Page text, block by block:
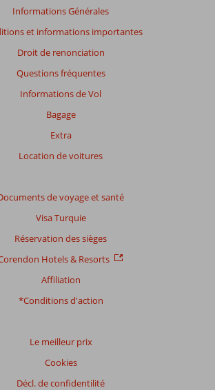
Informations Générales
et informations importantes
Droit de renonciation
Questions fréquentes
Informations de Vol
Bagage
Extra
Location de voitures
de voyage et santé
Visa Turquie
Réservation des sièges
Hotels & Resorts
Affiliation
*Conditions d'action
Le meilleur prix
Cookies
Décl. de confidentilité